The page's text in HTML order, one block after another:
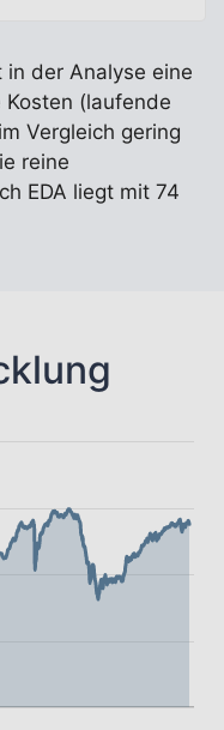
der Analyse eine
Kosten (laufende
Vergleich gering
reine
EDA liegt mit 74